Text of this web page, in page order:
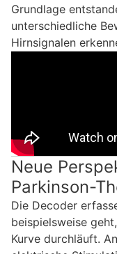
Grundlage
unterschiedliche
Hirnsignalen
Neue
Parkinson-
Die Decoder
beispielsweise
Kurve durchläuft.